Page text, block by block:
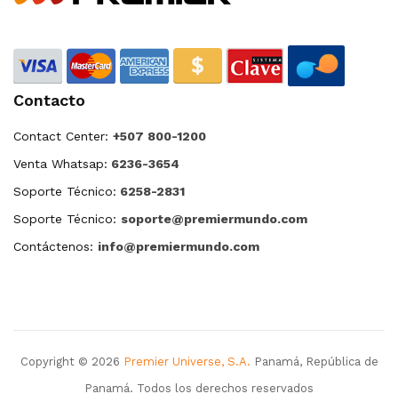
Contacto
Contact Center: +507 800-1200
Venta Whatsap: 6236-3654
Soporte Técnico: 6258-2831
Soporte Técnico: soporte@premiermundo.com
Contáctenos: info@premiermundo.com
Copyright © 2026 Premier Universe, S.A. Panamá, República de
Panamá. Todos los derechos reservados